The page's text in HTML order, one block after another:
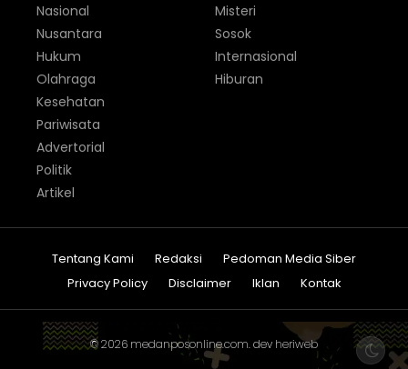
Nasional
Nusantara
Hukum
Olahraga
Misteri
Sosok
Internasional
Hiburan
Kesehatan
Pariwisata
Advertorial
Politik
Artikel
Tentang Kami Redaksi
Pedoman Media Siber
Privacy Policy
Disclaimer Iklan Kontak
© 2026 medanposonline.com. dev heriweb